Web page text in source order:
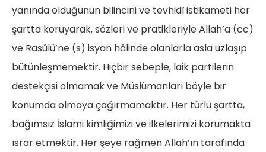
yanında olduğunun bilincini ve tevhidî istikameti her
şartta koruyarak, sözleri ve pratikleriyle Allah’a (cc)
ve Rasûlü’ne (s) isyan hâlinde olanlarla asla uzlaşıp
bütünleşmemektir. Hiçbir sebeple, laik partilerin
destekçisi olmamak ve Müslümanları böyle bir
konumda olmaya çağırmamaktır. Her türlü şartta,
bağımsız İslami kimliğimizi ve ilkelerimizi korumakta
ısrar etmektir. Her şeye rağmen Allah’ın tarafında